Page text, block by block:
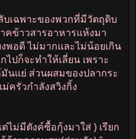
เฉพาะของพวกที่มีวัตถุดิบ
คข้าวสารอาหารแห้งมา
พอดี ไม่มากและไม่น้อยเกิน
ปก็จะทำให้เลี่ยน เพราะ
นแย่ ส่วนผสมของปลากระ
ครัวกำลังสวิงกิ้ง
ไม่มีตังค์ซื้อกุ้งมาใส่ ) เรียก